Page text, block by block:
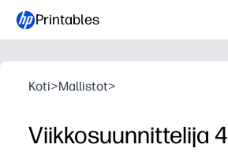
Printables
Koti>Mallistot>
Viikkosuunnittelija 4